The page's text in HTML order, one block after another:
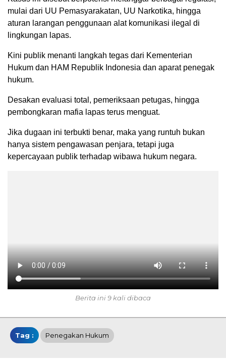
mulai dari UU Pemasyarakatan, UU Narkotika, hingga
aturan larangan penggunaan alat komunikasi ilegal di
lingkungan lapas.
Kini publik menanti langkah tegas dari Kementerian
Hukum dan HAM Republik Indonesia dan aparat penegak
hukum.
Desakan evaluasi total, pemeriksaan petugas, hingga
pembongkaran mafia lapas terus menguat.
Jika dugaan ini terbukti benar, maka yang runtuh bukan
hanya sistem pengawasan penjara, tetapi juga
kepercayaan publik terhadap wibawa hukum negara.
Berita ini 9 kali dibaca
Tag : Penegakan Hukum